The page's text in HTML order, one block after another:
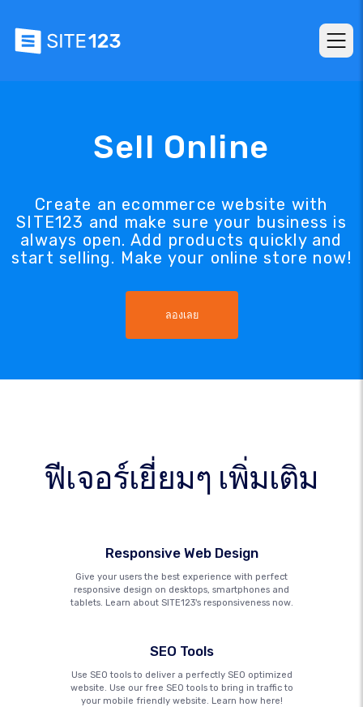
Sell Online
Create an ecommerce website with
SITE123 and make sure your business is
always open. Add products quickly and
start selling. Make your online store now!
ลองเลย
ฟีเจอร์เยี่ยมๆ เพิ่มเติม
Responsive Web Design
Give your users the best experience with perfect
responsive design on desktops, smartphones and
tablets. Learn about SITE123's responsiveness now.
SEO Tools
Use SEO tools to deliver a perfectly SEO optimized
website. Use our free SEO tools to bring in traffic to
your mobile friendly website. Learn how here!